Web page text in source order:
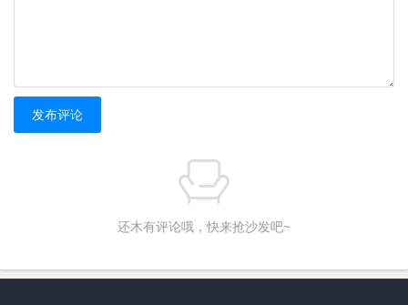
发布评论
还木有评论哦，快来抢沙发吧~